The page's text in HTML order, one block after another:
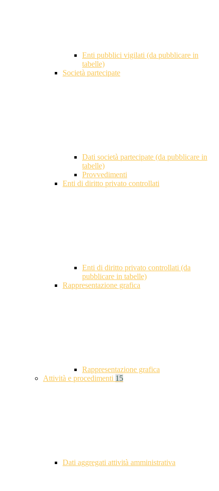
Enti pubblici vigilati (da pubblicare in
tabelle)
Società partecipate
Dati società partecipate (da pubblicare in
tabelle)
Provvedimenti
Enti di diritto privato controllati
Enti di diritto privato controllati (da
pubblicare in tabelle)
Rappresentazione grafica
Rappresentazione grafica
Attività e procedimenti 15
Dati aggregati attività amministrativa